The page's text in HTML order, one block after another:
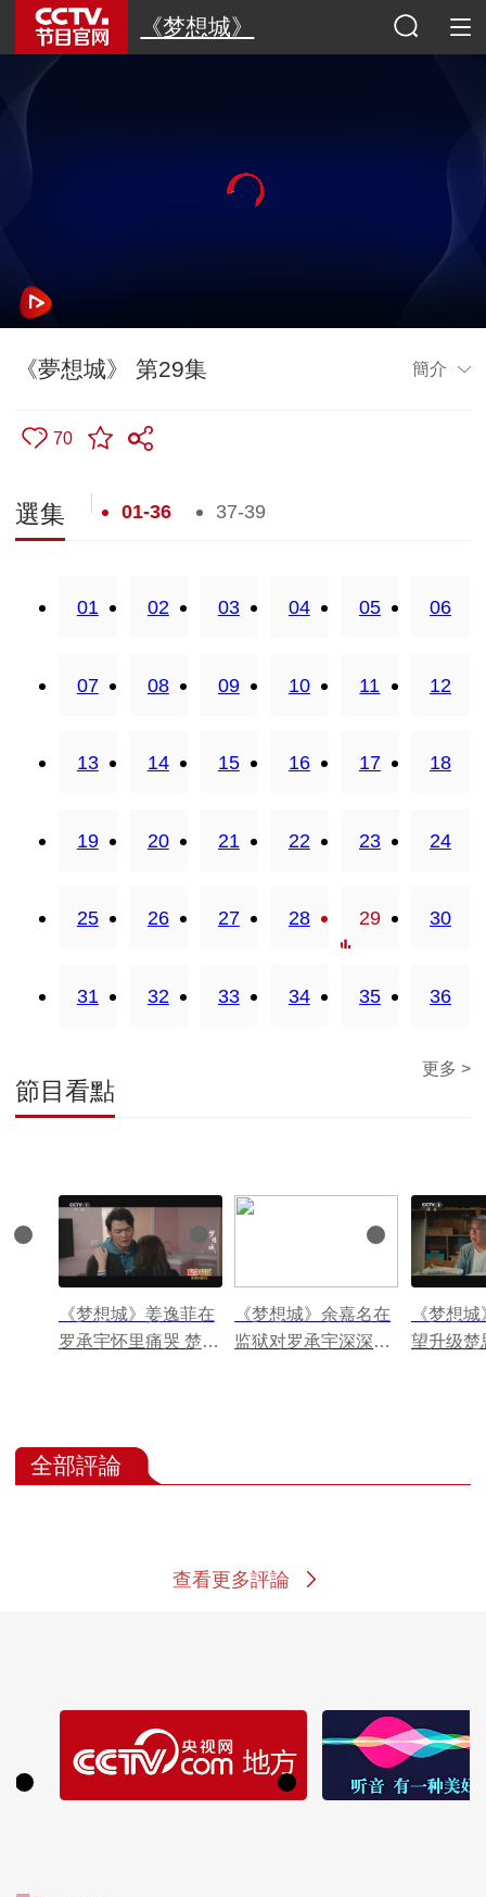
《梦想城》
《夢想城》 第29集 簡介
70
選集 01-36 37-39
01 02 03 04 05 06
07 08 09 10 11 12
13 14 15 16 17 18
19 20 21 22 23 24
25 26 27 28 29 30
31 32 33 34 35 36
節目看點
更多 >
《梦想城》姜逸菲在
罗承宇怀里痛哭 楚安
《梦想城》余嘉名在
监狱对罗承宇深深鞠
《梦想
望升级楚
全部評論
查看更多評論